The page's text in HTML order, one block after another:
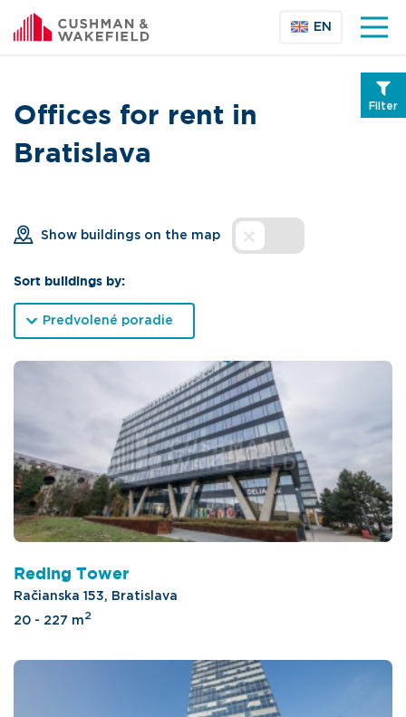
EN
Offices for rent in
Bratislava
Filter
Show buildings on the map
Sort buildings by:
Predvolené poradie
Reding Tower
Račianska 153, Bratislava
20 - 227 m2